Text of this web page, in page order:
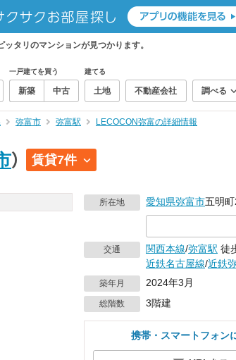
タリのマンションが見つかります。
一戸建てを買う
新築 中古
建てる
土地 不動産会社 調べる
弥富市 弥富駅 LECOCON弥富の詳細情報
） 賃貸7件
所在地 愛知県弥富市五明
交通 関西本線/弥富駅 徒
近鉄名古屋線/近鉄
築年月 2024年3月
総階数 3階建
携帯・スマートフォン